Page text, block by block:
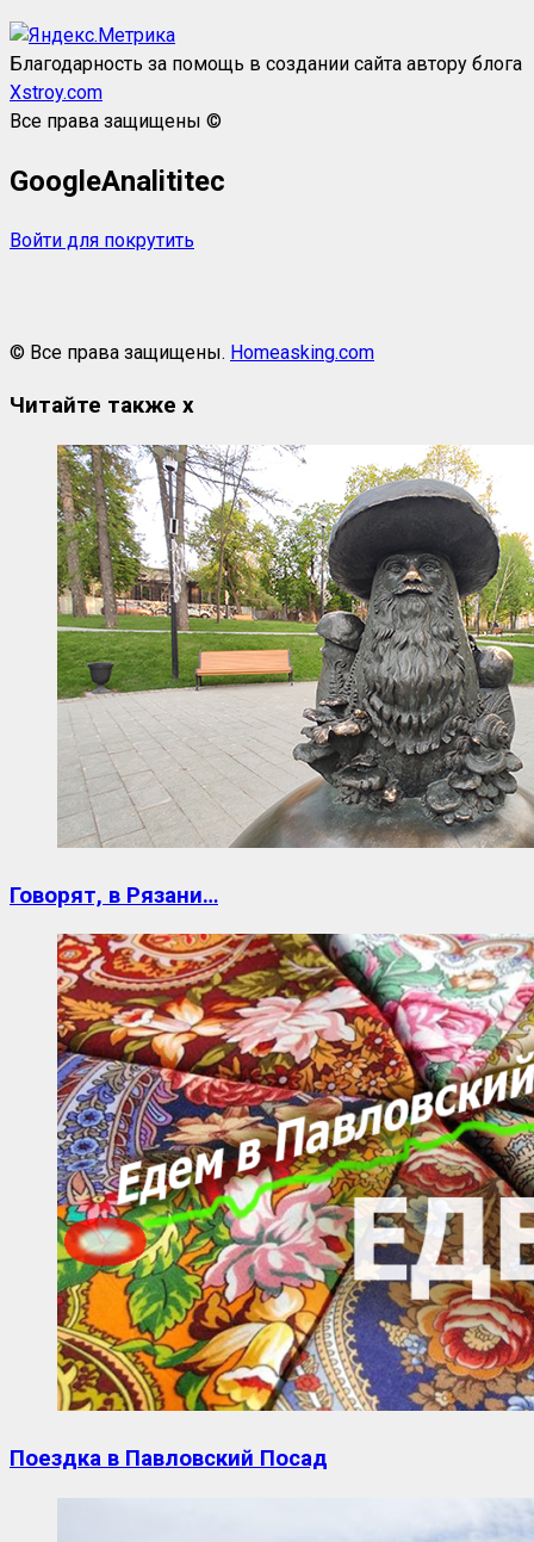
Благодарность за помощь в создании сайта автору блога
Xstroy.com
Все права защищены ©
GoogleAnalititec
Войти для покрутить
© Все права защищены. Homeasking.com
Читайте также x
Говорят, в Рязани…
Поездка в Павловский Посад